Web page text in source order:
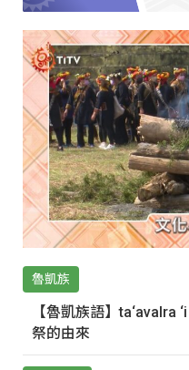
魯凱族
【魯凱族語】ta‘avalra
祭的由來